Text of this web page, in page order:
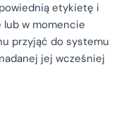
etykietę i
w momencie
przyjąć do systemu
jej wcześniej